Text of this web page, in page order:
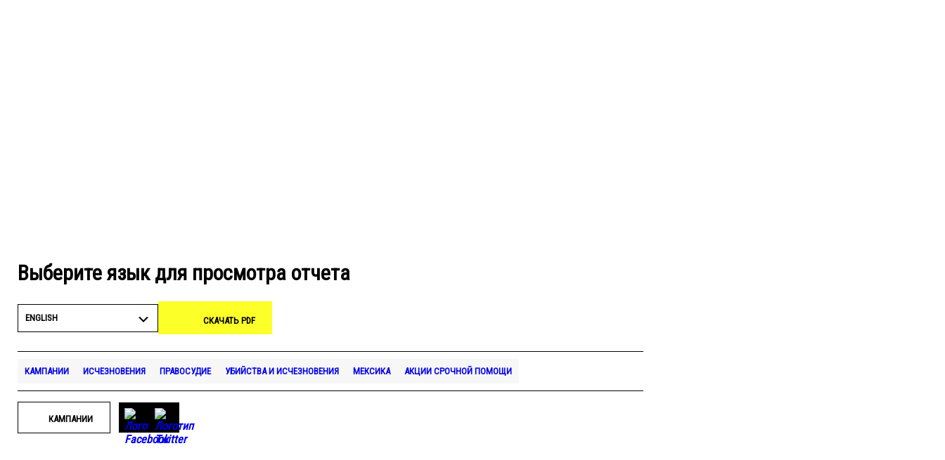
Выберите язык для просмотра отчета
ENGLISH СКАЧАТЬ PDF
КАМПАНИИ ИСЧЕЗНОВЕНИЯ ПРАВОСУДИЕ УБИЙСТВА И ИСЧЕЗНОВЕНИЯ МЕКСИКА АКЦИИ СРОЧНОЙ ПОМОЩИ
КАМПАНИИ